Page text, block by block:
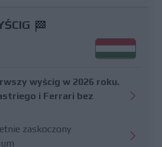
wyścig w 2026 roku.
i Ferrari bez
zaskoczony